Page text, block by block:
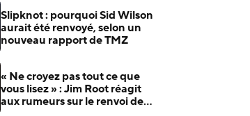
Slipknot : pourquoi Sid Wilson
aurait été renvoyé, selon un
nouveau rapport de TMZ
« Ne croyez pas tout ce que
vous lisez » : Jim Root réagit
aux rumeurs sur le renvoi de